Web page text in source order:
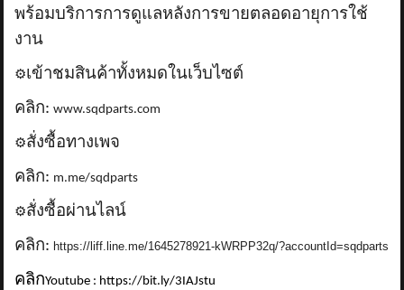
พร้อมบริการการดูแลหลังการขายตลอดอายุการใช้
งาน
⚙️เข้าชมสินค้าทั้งหมดในเว็บไซต์
คลิก:www.sqdparts.com
⚙️สั่งซื้อทางเพจ
คลิก: m.me/sqdparts
⚙️สั่งซื้อผ่านไลน์
คลิก: https://liff.line.me/1645278921-kWRPP32q/?accountId=sqdparts
คลิกYoutube : https://bit.ly/3IAJstu